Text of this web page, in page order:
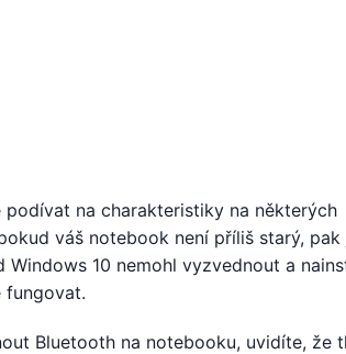
na charakteristiky na některých
váš notebook není příliš starý, pak
10 nemohl vyzvednout a
fungovat.
Bluetooth na notebooku, uvidíte, že